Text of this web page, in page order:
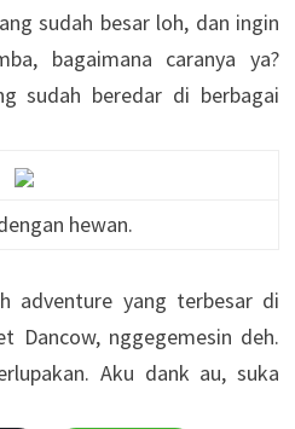
sudah besar loh, dan ingin
bagaimana caranya ya?
sudah beredar di berbagai
hewan.
adventure yang terbesar di
Dancow, nggegemesin deh.
Aku dank au, suka